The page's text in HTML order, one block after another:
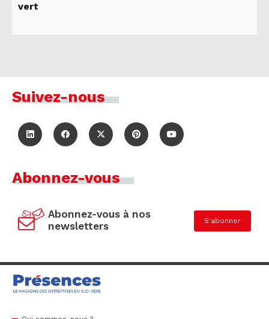
vert
Suivez-nous
Abonnez-vous
Abonnez-vous à nos
newsletters
S'abonner